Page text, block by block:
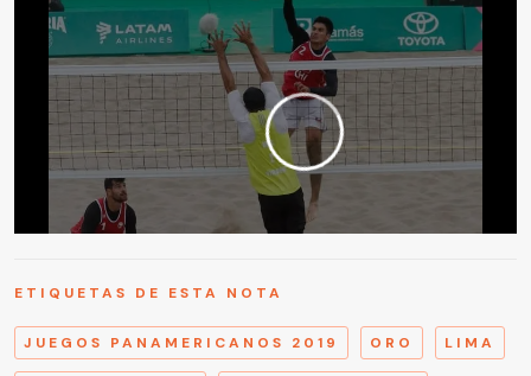
ETIQUETAS DE ESTA NOTA
JUEGOS PANAMERICANOS 2019 ORO LIMA